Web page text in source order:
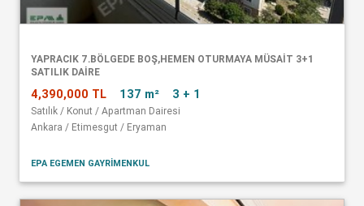
YAPRACIK 7.BÖLGEDE BOŞ,HEMEN OTURMAYA MÜSAİT 3+1
SATILIK DAİRE
4,390,000 TL 137 m² 3 + 1
Satılık / Konut / Apartman Dairesi
Ankara / Etimesgut / Eryaman
EPA EGEMEN GAYRİMENKUL